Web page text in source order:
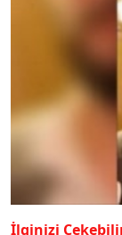
İlginizi